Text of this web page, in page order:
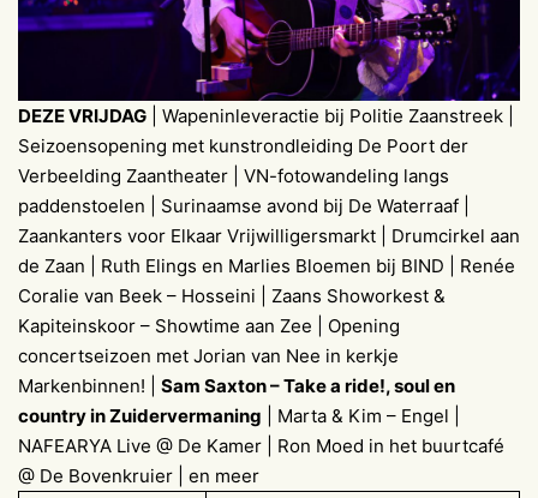
DEZE VRIJDAG | Wapeninleveractie bij Politie Zaanstreek |
Seizoensopening met kunstrondleiding De Poort der
Verbeelding Zaantheater | VN-fotowandeling langs
paddenstoelen | Surinaamse avond bij De Waterraaf |
Zaankanters voor Elkaar Vrijwilligersmarkt | Drumcirkel aan
de Zaan | Ruth Elings en Marlies Bloemen bij BIND | Renée
Coralie van Beek – Hosseini | Zaans Showorkest &
Kapiteinskoor – Showtime aan Zee | Opening
concertseizoen met Jorian van Nee in kerkje
Markenbinnen! | Sam Saxton – Take a ride!, soul en
country in Zuidervermaning | Marta & Kim – Engel |
NAFEARYA Live @ De Kamer | Ron Moed in het buurtcafé
@ De Bovenkruier | en meer